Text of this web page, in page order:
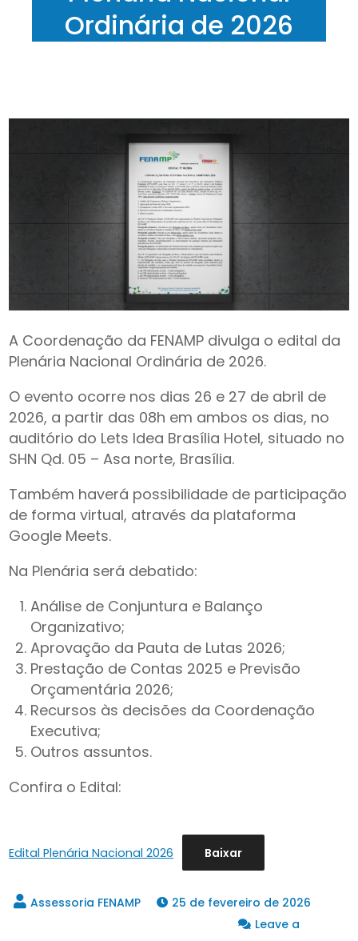
Ordinária de 2026
A Coordenação da FENAMP divulga o edital da
Plenária Nacional Ordinária de 2026.
O evento ocorre nos dias 26 e 27 de abril de
2026, a partir das 08h em ambos os dias, no
auditório do Lets Idea Brasília Hotel, situado no
SHN Qd. 05 – Asa norte, Brasília.
Também haverá possibilidade de participação
de forma virtual, através da plataforma
Google Meets.
Na Plenária será debatido:
Análise de Conjuntura e Balanço
Organizativo;
Aprovação da Pauta de Lutas 2026;
Prestação de Contas 2025 e Previsão
Orçamentária 2026;
Recursos às decisões da Coordenação
Executiva;
Outros assuntos.
Confira o Edital:
Edital Plenária Nacional 2026 Baixar
25 de fevereiro de 2026
Leave a